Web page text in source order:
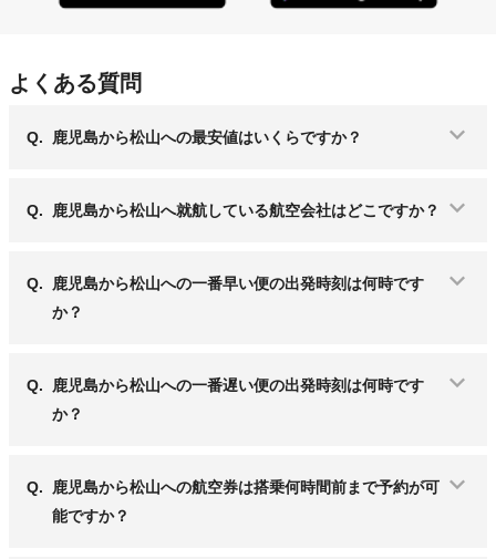
よくある質問
Q. 鹿児島から松山への最安値はいくらですか？
Q. 鹿児島から松山へ就航している航空会社はどこですか？
Q.
鹿児島から松山への一番早い便の出発時刻は何時です
か？
Q.
鹿児島から松山への一番遅い便の出発時刻は何時です
か？
Q.
鹿児島から松山への航空券は搭乗何時間前まで予約が可
能ですか？